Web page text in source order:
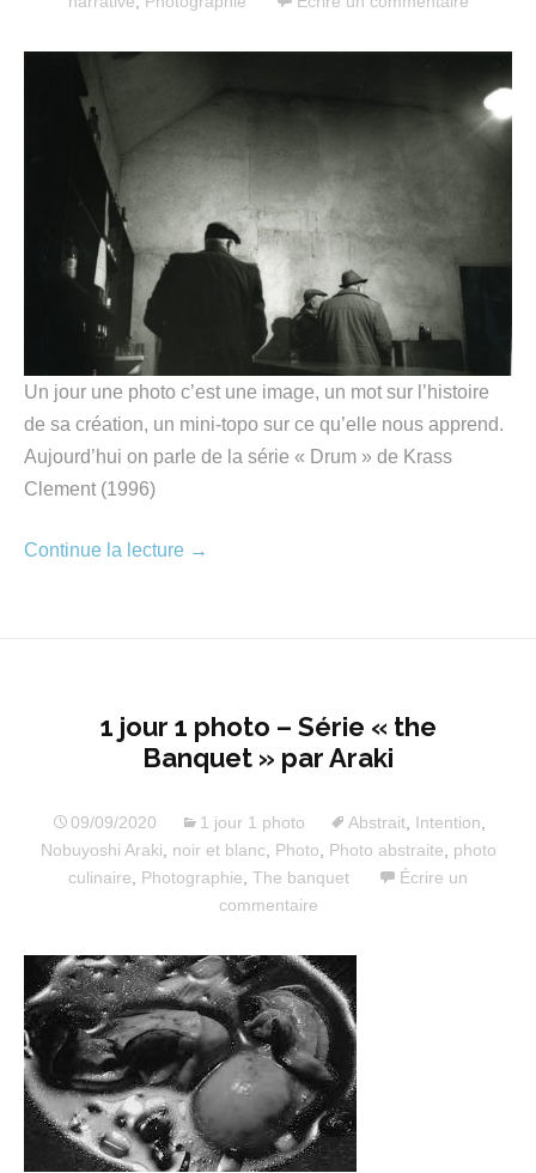
Un jour une photo c’est une image, un mot sur l’histoire
de sa création, un mini-topo sur ce qu’elle nous apprend.
Aujourd’hui on parle de la série « Drum » de Krass
Clement (1996)
Continue la lecture →
1 jour 1 photo – Série « the
Banquet » par Araki
09/09/2020 1 jour 1 photo Abstrait, Intention
Nobuyoshi Araki
noir et blanc, Photo Photo abstraite
photo
culinaire
Photographie The banquet
Écrire un
commentaire